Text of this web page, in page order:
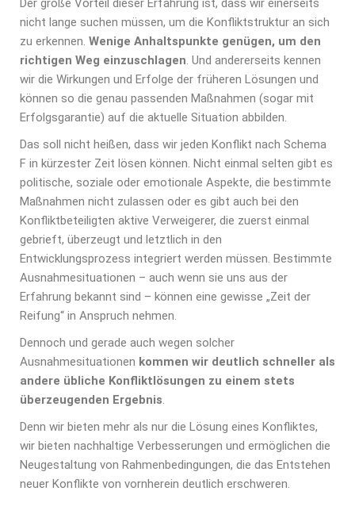
nicht lange suchen müssen, um die Konfliktstruktur an sich
zu erkennen. Wenige Anhaltspunkte genügen, um den
richtigen Weg einzuschlagen . Und andererseits kennen
wir die Wirkungen und Erfolge der früheren Lösungen und
können so die genau passenden Maßnahmen (sogar mit
Erfolgsgarantie) auf die aktuelle Situation abbilden.
Das soll nicht heißen, dass wir jeden Konflikt nach Schema
F in kürzester Zeit lösen können. Nicht einmal selten gibt es
politische, soziale oder emotionale Aspekte, die bestimmte
Maßnahmen nicht zulassen oder es gibt auch bei den
Konfliktbeteiligten aktive Verweigerer, die zuerst einmal
gebrieft, überzeugt und letztlich in den
Entwicklungsprozess integriert werden müssen. Bestimmte
Ausnahmesituationen – auch wenn sie uns aus der
Erfahrung bekannt sind – können eine gewisse „Zeit der
Reifung“ in Anspruch nehmen.
Dennoch und gerade auch wegen solcher
Ausnahmesituationen kommen wir deutlich schneller als
andere übliche Konfliktlösungen zu einem stets
überzeugenden Ergebnis
Denn wir bieten mehr als nur die Lösung eines Konfliktes,
wir bieten nachhaltige Verbesserungen und ermöglichen die
Neugestaltung von Rahmenbedingungen, die das Entstehen
neuer Konflikte von vornherein deutlich erschweren.